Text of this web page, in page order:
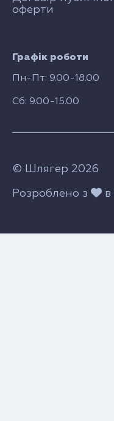
Графік роботи
Пн-Пт: 9.00-18.00
Сб: 9.00-15.00
оферти
© Шлягер 2026
Розроблено з в